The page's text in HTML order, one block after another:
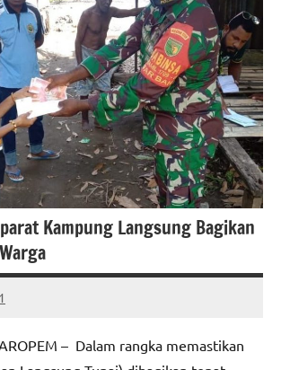
Kampung Langsung Bagikan
– Dalam rangka memastikan